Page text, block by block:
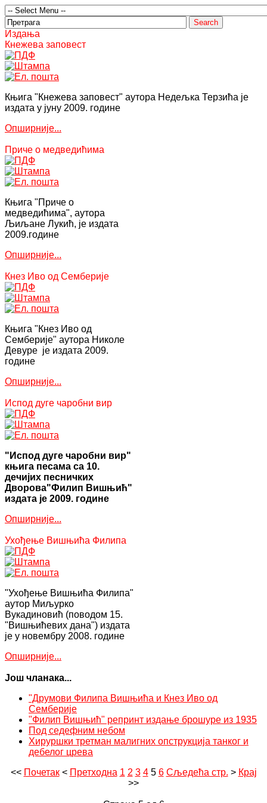
Издања
Кнежева заповест
Књига "Кнежева заповест" аутора Недељка Терзића је
издата у јуну 2009. године
Опширније...
Приче о медведићима
Књига "Приче о
медведићима", аутора
Љиљане Лукић, је издата
2009.године
Опширније...
Кнез Иво од Семберије
Књига "Кнез Иво од
Семберије" аутора Николе
Девуре је издата 2009.
године
Опширније...
Испод дуге чаробни вир
"Испод дуге чаробни вир"
књига песама са 10.
дечијих песничких
Дворова"Филип Вишњић"
издата је 2009. године
Опширније...
Ухођење Вишњића Филипа
"Ухођење Вишњића Филипа"
аутор Миљурко
Вукадиновић (поводом 15.
"Вишњићевих дана") издата
је у новембру 2008. године
Опширније...
Још чланака...
"Друмови Филипа Вишњића и Кнез Иво од
Семберије
"Филип Вишњић" репринт издање брошуре из 1935
Под седефним небом
Хируршки третман малигних опструкција танког и
дебелог црева
<< Почетак< Претходна 1 2 3 4 5 6 Сљедећа стр. > Крај
>>